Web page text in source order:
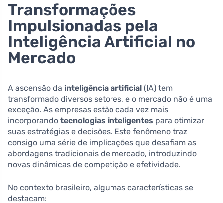
Transformações
Impulsionadas pela
Inteligência Artificial no
Mercado
A ascensão da inteligência artificial (IA) tem
transformado diversos setores, e o mercado não é uma
exceção. As empresas estão cada vez mais
incorporando tecnologias inteligentes para otimizar
suas estratégias e decisões. Este fenômeno traz
consigo uma série de implicações que desafiam as
abordagens tradicionais de mercado, introduzindo
novas dinâmicas de competição e efetividade.
No contexto brasileiro, algumas características se
destacam: